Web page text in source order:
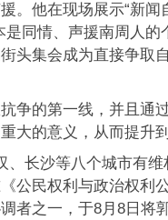
。他在现场展示“新闻
是同情、声援南周人的
头集会成为直接争取
争的第一线，并且通
大的意义，从而提升
、长沙等八个城市有
公民权利与政治权利
者之一，于8月8日将